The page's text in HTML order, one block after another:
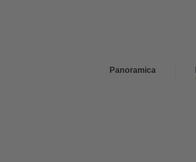
Panoramica